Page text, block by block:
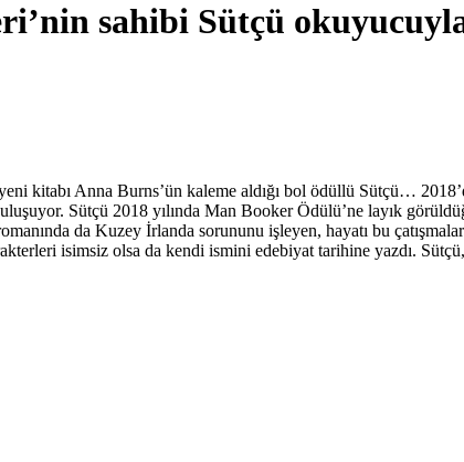
sahibi Sütçü
kitabı Anna Burns’ün kaleme aldığı bol ödüllü Sütçü…
Sütçü 2018 yılında Man Booker Ödülü’ne layık
da Kuzey İrlanda sorununu işleyen, hayatı bu
isimsiz olsa da kendi ismini edebiyat tarihine yazdı.